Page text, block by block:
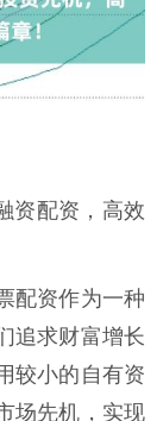
资配资，高效
配资作为一种
追求财富增长
较小的自有资
场先机，实现